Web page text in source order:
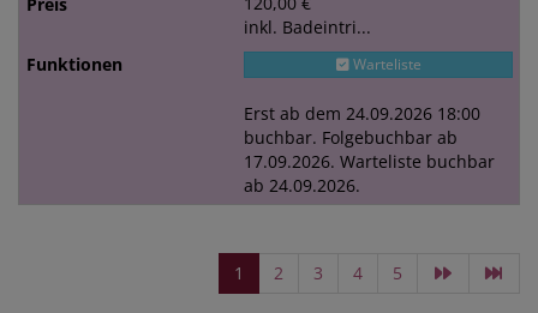
inkl. Badeintri...
Warteliste
Erst ab dem 24.09.2026 18:00
buchbar. Folgebuchbar ab
17.09.2026. Warteliste buchbar
ab 24.09.2026.
1 2 3 4 5